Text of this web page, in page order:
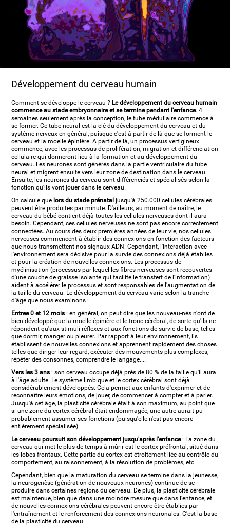
Développement du cerveau humain
Comment se développe le cerveau ? Le développement du cerveau humain
commence au stade embryonnaire et se termine pendant l'enfance. 4
semaines seulement après la conception, le tube médullaire commence à
se former. Ce tube neural est la clé du développement du cerveau et du
système nerveux en général, puisque c'est à partir de là que se forment le
cerveau et la moelle épinière. A partir de là, un processus vertigineux
commence, avec les processus de prolifération, migration et différenciation
cellulaire qui donneront lieu à la formation et au développement du
cerveau. Les neurones sont générés dans la partie ventriculaire du tube
neural et migrent ensuite vers leur zone de destination dans le cerveau.
Ensuite, les neurones du cerveau sont différenciés et spécialisés selon la
fonction qu'ils vont jouer dans le cerveau.
On calcule que lors du stade prénatal jusqu'à 250.000 cellules cérébrales
peuvent être produites par minute. D'ailleurs, au moment de naître, le
cerveau du bébé contient déjà toutes les cellules nerveuses dont il aura
besoin. Cependant, ces cellules nerveuses ne sont pas encore correctement
connectées. Au cours des deux premières années de leur vie, nos cellules
nerveuses commencent à établir des connexions en fonction des facteurs
que nous transmettent nos signaux ADN. Cependant, l'interaction avec
l'environnement sera décisive pour la survie des connexions déjà établies
et pour la création de nouvelles connexions. Les processus de
myélinisation (processus par lequel les fibres nerveuses sont recouvertes
d'une couche de graisse isolante qui facilite le transfert de l'information)
aident à accélérer le processus et sont responsables de l'augmentation de
la taille du cerveau. Le développement du cerveau varie selon la tranche
d'âge que nous examinons :
Entree 0 et 12 mois : en général, on peut dire que les nouveau-nés n'ont de
bien développé que la moelle épinière et le tronc cérébral, de sorte qu'ils ne
répondent qu'aux stimuli réflexes et aux fonctions de survie de base, telles
que dormir, manger ou pleurer. Par rapport à leur environnement, ils
établissent de nouvelles connexions et apprennent rapidement des choses
telles que diriger leur regard, exécuter des mouvements plus complexes,
répéter des consonnes, comprendre le langage....
Vers les 3 ans : son cerveau occupe déjà près de 80 % de la taille qu'il aura
à l'âge adulte. Le système limbique et le cortex cérébral sont déjà
considérablement développés. Cela permet aux enfants d'exprimer et de
reconnaître leurs émotions, de jouer, de commencer à compter et à parler.
Jusqu'à cet âge, la plasticité cérébrale était à son maximum, au point que
si une zone du cortex cérébral était endommagée, une autre aurait pu
probablement assumer ses fonctions (puisqu'elle n'est pas encore
entièrement spécialisée).
Le cerveau poursuit son développement jusqu'après l'enfance: La zone du
cerveau qui met le plus de temps à mûrir est le cortex préfrontal, situé dans
les lobes frontaux. Cette partie du cortex est étroitement liée au contrôle du
comportement, au raisonnement, à la résolution de problèmes, etc.
Cependant, bien que la maturation du cerveau se termine dans la jeunesse,
la neurogenèse (génération de nouveaux neurones) continue de se
produire dans certaines régions du cerveau. De plus, la plasticité cérébrale
est maintenue, bien que dans une moindre mesure que dans l'enfance, et
de nouvelles connexions cérébrales peuvent encore être établies par
l'entraînement et le renforcement des connexions neuronales. C'est la base
de la plasticité du cerveau.